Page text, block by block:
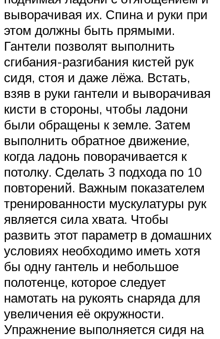
выворачивая их. Спина и руки при
этом должны быть прямыми.
Гантели позволят выполнить
сгибания-разгибания кистей рук
сидя, стоя и даже лёжа. Встать,
взяв в руки гантели и выворачивая
кисти в стороны, чтобы ладони
были обращены к земле. Затем
выполнить обратное движение,
когда ладонь поворачивается к
потолку. Сделать 3 подхода по 10
повторений. Важным показателем
тренированности мускулатуры рук
является сила хвата. Чтобы
развить этот параметр в домашних
условиях необходимо иметь хотя
бы одну гантель и небольшое
полотенце, которое следует
намотать на рукоять снаряда для
увеличения её окружности.
Упражнение выполняется сидя на